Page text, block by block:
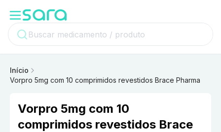
Início
Vorpro 5mg com 10 comprimidos revestidos Brace Pharma
Vorpro 5mg com 10
comprimidos revestidos Brace